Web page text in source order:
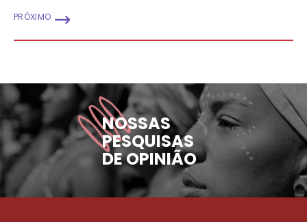
PRÓXIMO
NOSSAS
PESQUISAS
DE OPINIÃO